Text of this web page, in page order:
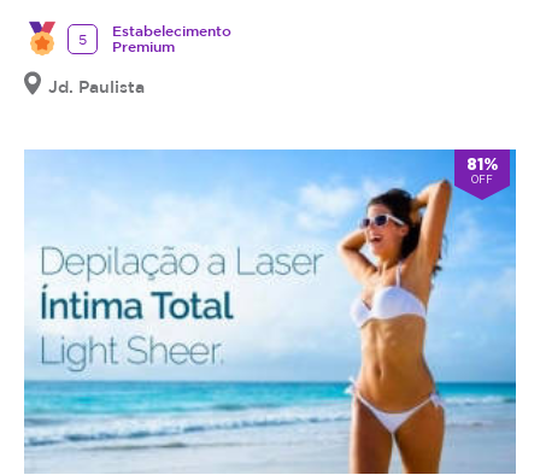
5
Estabelecimento
Premium
Jd. Paulista
81%
OFF